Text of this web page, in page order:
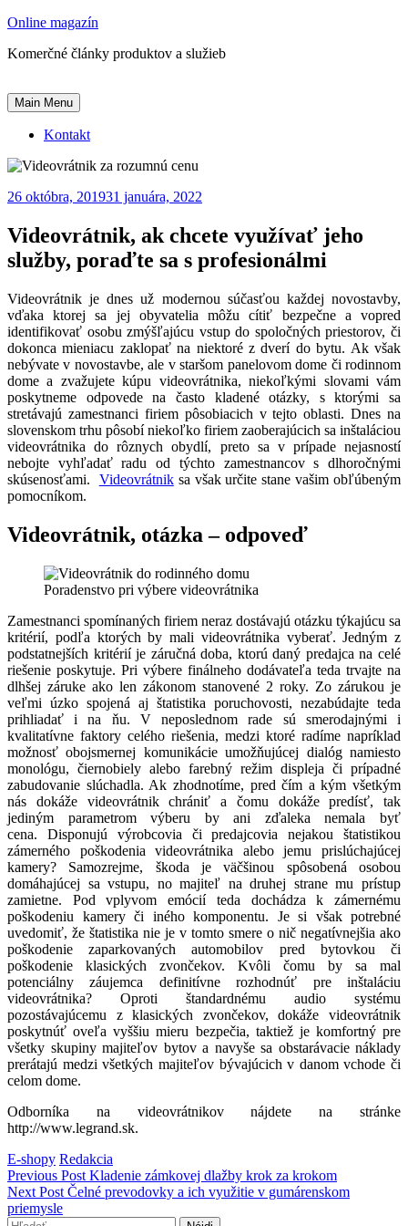
Skip
content
Online magazín
Komerčné články produktov a služieb
Main Menu
Kontakt
26 októbra, 201931 januára, 2022
Videovrátnik, ak chcete využívať jeho
služby, poraďte sa s profesionálmi
Videovrátnik je dnes už modernou súčasťou každej novostavby,
vďaka ktorej sa jej obyvatelia môžu cítiť bezpečne a vopred
identifikovať osobu zmýšľajúcu vstup do spoločných priestorov, či
dokonca mieniacu zaklopať na niektoré z dverí do bytu. Ak však
nebývate v novostavbe, ale v staršom panelovom dome či rodinnom
dome a zvažujete kúpu videovrátnika, niekoľkými slovami vám
poskytneme odpovede na často kladené otázky, s ktorými sa
stretávajú zamestnanci firiem pôsobiacich v tejto oblasti. Dnes na
slovenskom trhu pôsobí niekoľko firiem zaoberajúcich sa inštaláciou
videovrátnika do rôznych obydlí, preto sa v prípade nejasností
nebojte vyhľadať radu od týchto zamestnancov s dlhoročnými
skúsenosťami. Videovrátniksa však určite stane vašim obľúbeným
pomocníkom.
Videovrátnik, otázka – odpoveď
Poradenstvo pri výbere videovrátnika
Zamestnanci spomínaných firiem neraz dostávajú otázku týkajúcu sa
kritérií, podľa ktorých by mali videovrátnika vyberať. Jedným z
podstatnejších kritérií je záručná doba, ktorú daný predajca na celé
riešenie poskytuje. Pri výbere finálneho dodávateľa teda trvajte na
dlhšej záruke ako len zákonom stanovené 2 roky. Zo zárukou je
veľmi úzko spojená aj štatistika poruchovosti, nezabúdajte teda
prihliadať i na ňu. V neposlednom rade sú smerodajnými i
kvalitatívne faktory celého riešenia, medzi ktoré radíme napríklad
možnosť obojsmernej komunikácie umožňujúcej dialóg namiesto
monológu, čiernobiely alebo farebný režim displeja či prípadné
zabudovanie slúchadla. Ak zhodnotíme, pred čím a kým všetkým
nás dokáže videovrátnik chrániť a čomu dokáže predísť, tak
jediným parametrom výberu by ani zďaleka nemala byť
cena. Disponujú výrobcovia či predajcovia nejakou štatistikou
zámerného poškodenia videovrátnika alebo jemu prislúchajúcej
kamery? Samozrejme, škoda je väčšinou spôsobená osobou
domáhajúcej sa vstupu, no majiteľ na druhej strane mu prístup
zamietne. Pod vplyvom emócií teda dochádza k zámernému
poškodeniu kamery či iného komponentu. Je si však potrebné
uvedomiť, že štatistika nie je v tomto smere o nič negatívnejšia ako
poškodenie zaparkovaných automobilov pred bytovkou či
poškodenie klasických zvončekov. Kvôli čomu by sa mal
potenciálny záujemca definitívne rozhodnúť pre inštaláciu
videovrátnika? Oproti štandardnému audio systému
pozostávajúcemu z klasických zvončekov, dokáže videovrátnik
poskytnúť oveľa vyššiu mieru bezpečia, taktiež je komfortný pre
všetky skupiny majiteľov bytov a navyše sa obstarávacie náklady
prerátajú medzi všetkých majiteľov bývajúcich v danom vchode či
celom dome.
Odborníka na videovrátnikov nájdete na stránke
http://www.legrand.sk.
Categories:
E-shopy Author:
Redakcia
Navigácia
v
Previous Post Kladenie zámkovej dlažby krok za krokom
Next Post Čelné prevodovky a ich využitie v gumárenskom
priemysle